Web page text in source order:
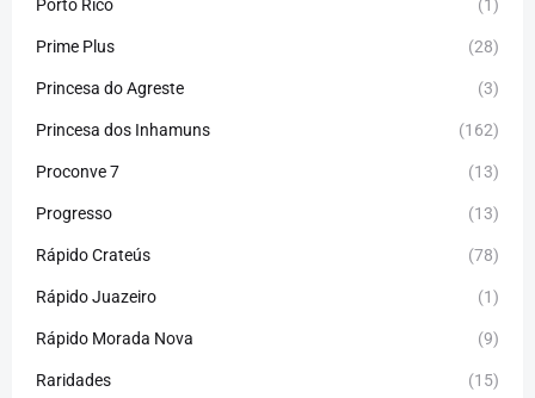
Porto Rico (1)
Prime Plus (28)
Princesa do Agreste (3)
Princesa dos Inhamuns (162)
Proconve 7 (13)
Progresso (13)
Rápido Crateús (78)
Rápido Juazeiro (1)
Rápido Morada Nova (9)
Raridades (15)